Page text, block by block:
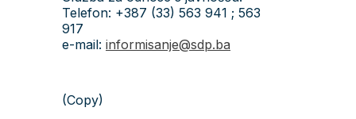
Telefon: +387 (33) 563 941 ; 563
917
e-mail: informisanje@sdp.ba
(Copy)